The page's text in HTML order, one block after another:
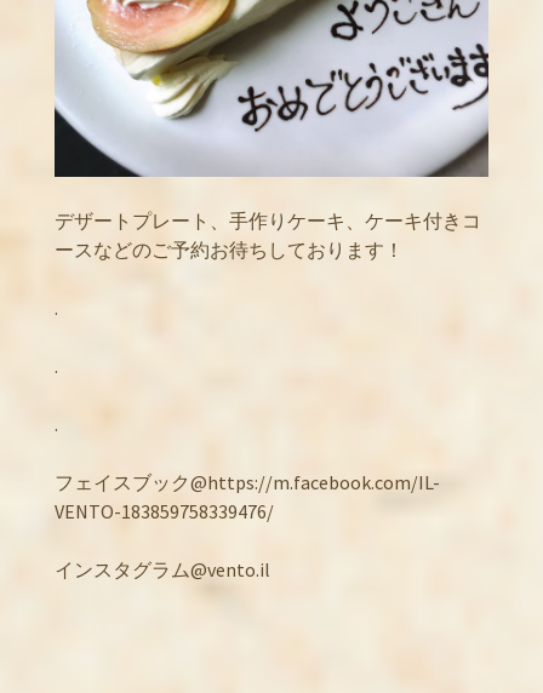
デザートプレート、手作りケーキ、ケーキ付きコ
ースなどのご予約お待ちしております！
.
.
.
フェイスブック@https://m.facebook.com/IL-
VENTO-183859758339476/
インスタグラム@vento.il